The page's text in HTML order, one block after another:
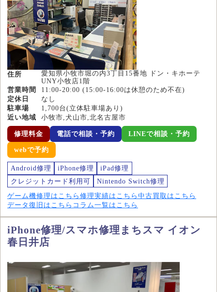
住所
愛知県小牧市堀の内3丁目15番地 ドン・キホーテ
UNY小牧店1階
営業時間
11:00-20:00 (15:00-16:00は休憩のため不在)
定休日
なし
駐車場
1,700台(立体駐車場あり)
近い地域
小牧市,犬山市,北名古屋市
修理料金 電話で相談・予約 LINEで相談・予約
webで予約
Android修理 iPhone修理
iPad修理
クレジットカード利用可
Nintendo Switch修理
ゲーム機修理はこちら 修理実績はこちら 中古買取はこちら
データ復旧はこちら コラム一覧はこちら
iPhone修理/スマホ修理まちスマ イオン
春日井店